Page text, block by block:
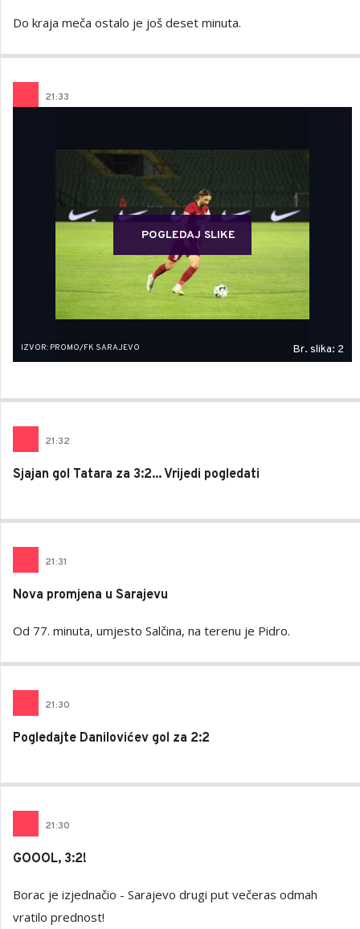
Do kraja meča ostalo je još deset minuta.
21:33
POGLEDAJ SLIKE
IZVOR: PROMO/FK SARAJEVO Br. slika: 2
21:32
Sjajan gol Tatara za 3:2... Vrijedi pogledati
21:31
Nova promjena u Sarajevu
Od 77. minuta, umjesto Salčina, na terenu je Pidro.
21:30
Pogledajte Danilovićev gol za 2:2
21:30
GOOOL, 3:2!
Borac je izjednačio - Sarajevo drugi put večeras odmah
vratilo prednost!